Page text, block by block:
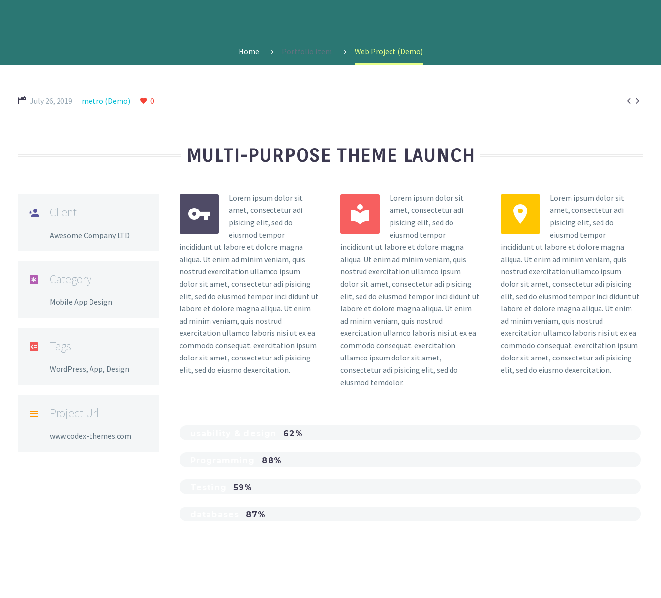
Home Portfolio Item Web Project (Demo)
 
July 26, 2019 metro (Demo) 0
MULTI-PURPOSE THEME LAUNCH
Client
Awesome Company LTD
Category
Mobile App Design
Tags
WordPress, App, Design
Project Url
www.codex-themes.com
Lorem ipsum dolor sit
amet, consectetur adi
pisicing elit, sed do
eiusmod tempor
incididunt ut labore et dolore magna
aliqua. Ut enim ad minim veniam, quis
nostrud exercitation ullamco ipsum
dolor sit amet, consectetur adi pisicing
elit, sed do eiusmod tempor inci didunt ut
labore et dolore magna aliqua. Ut enim
ad minim veniam, quis nostrud
exercitation ullamco laboris nisi ut ex ea
commodo consequat. exercitation ipsum
dolor sit amet, consectetur adi pisicing
elit, sed do eiusmo dexercitation.
Lorem ipsum dolor sit
amet, consectetur adi
pisicing elit, sed do
eiusmod tempor
incididunt ut labore et dolore magna
aliqua. Ut enim ad minim veniam, quis
nostrud exercitation ullamco ipsum
dolor sit amet, consectetur adi pisicing
elit, sed do eiusmod tempor inci didunt ut
labore et dolore magna aliqua. Ut enim
ad minim veniam, quis nostrud
exercitation ullamco laboris nisi ut ex ea
commodo consequat. exercitation
ullamco ipsum dolor sit amet,
consectetur adi pisicing elit, sed do
eiusmod temdolor.
Lorem ipsum dolor sit
amet, consectetur adi
pisicing elit, sed do
eiusmod tempor
incididunt ut labore et dolore magna
aliqua. Ut enim ad minim veniam, quis
nostrud exercitation ullamco ipsum
dolor sit amet, consectetur adi pisicing
elit, sed do eiusmod tempor inci didunt ut
labore et dolore magna aliqua. Ut enim
ad minim veniam, quis nostrud
exercitation ullamco laboris nisi ut ex ea
commodo consequat. exercitation ipsum
dolor sit amet, consectetur adi pisicing
elit, sed do eiusmo dexercitation.
62%
88%
59%
87%